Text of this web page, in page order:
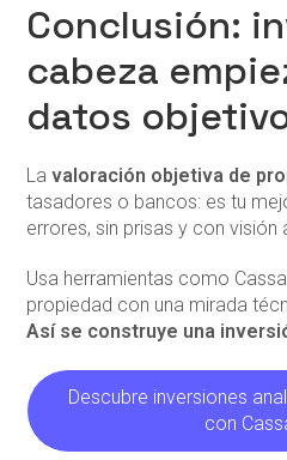
Conclusión:
cabeza
datos
Lavaloración objetiva de
tasadores o bancos: es tu
errores, sin prisas y con visión
Usa herramientas como
propiedad con una mirada
Así se construye una
Descubre inversiones
con